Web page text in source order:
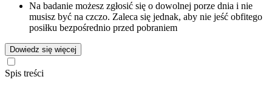
Na badanie możesz zgłosić się o dowolnej porze dnia i nie
musisz być na czczo. Zaleca się jednak, aby nie jeść obfitego
posiłku bezpośrednio przed pobraniem
Dowiedz się więcej
Spis treści